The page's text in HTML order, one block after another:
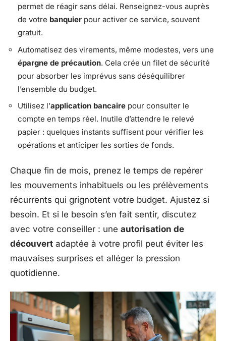
permet de réagir sans délai. Renseignez-vous auprès
de votre banquier pour activer ce service, souvent
gratuit.
Automatisez des virements, même modestes, vers une
épargne de précaution. Cela crée un filet de sécurité
pour absorber les imprévus sans déséquilibrer
l’ensemble du budget.
Utilisez l’application bancaire pour consulter le
compte en temps réel. Inutile d’attendre le relevé
papier : quelques instants suffisent pour vérifier les
opérations et anticiper les sorties de fonds.
Chaque fin de mois, prenez le temps de repérer
les mouvements inhabituels ou les prélèvements
récurrents qui grignotent votre budget. Ajustez si
besoin. Et si le besoin s’en fait sentir, discutez
avec votre conseiller : une autorisation de
découvert adaptée à votre profil peut éviter les
mauvaises surprises et alléger la pression
quotidienne.